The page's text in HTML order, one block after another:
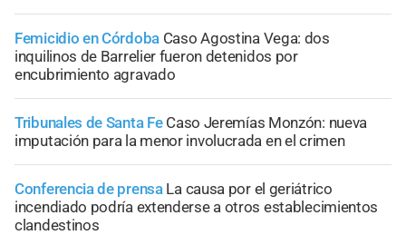
Femicidio en Córdoba Caso Agostina Vega: dos
inquilinos de Barrelier fueron detenidos por
encubrimiento agravado
Tribunales de Santa Fe Caso Jeremías Monzón: nueva
imputación para la menor involucrada en el crimen
Conferencia de prensa La causa por el geriátrico
incendiado podría extenderse a otros establecimientos
clandestinos